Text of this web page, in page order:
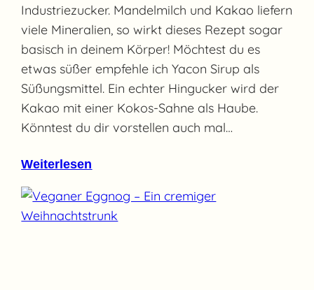
Industriezucker. Mandelmilch und Kakao liefern
viele Mineralien, so wirkt dieses Rezept sogar
basisch in deinem Körper! Möchtest du es
etwas süßer empfehle ich Yacon Sirup als
Süßungsmittel. Ein echter Hingucker wird der
Kakao mit einer Kokos-Sahne als Haube.
Könntest du dir vorstellen auch mal…
Weiterlesen